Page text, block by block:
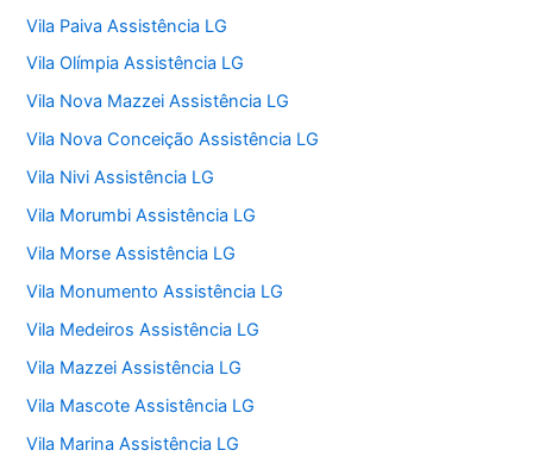
Vila Paiva Assistência LG
Vila Olímpia Assistência LG
Vila Nova Mazzei Assistência LG
Vila Nova Conceição Assistência LG
Vila Nivi Assistência LG
Vila Morumbi Assistência LG
Vila Morse Assistência LG
Vila Monumento Assistência LG
Vila Medeiros Assistência LG
Vila Mazzei Assistência LG
Vila Mascote Assistência LG
Vila Marina Assistência LG